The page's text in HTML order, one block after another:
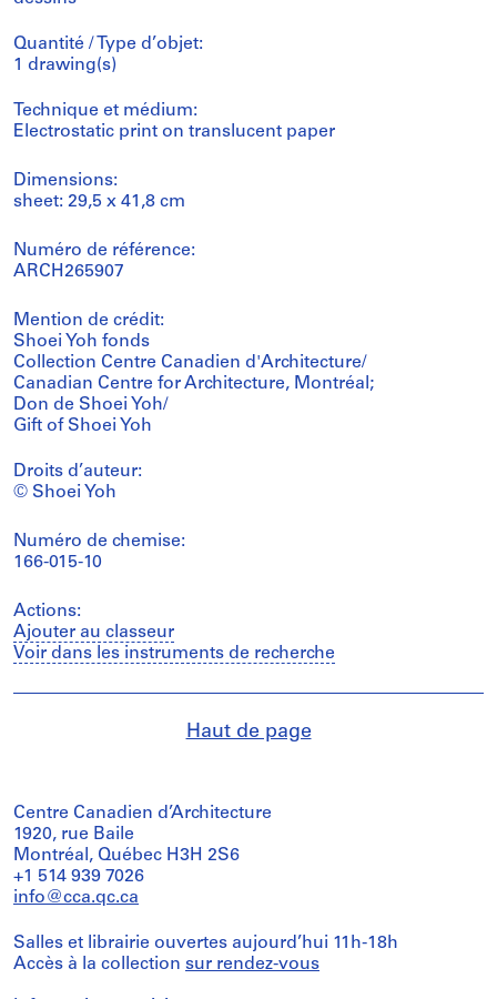
Quantité / Type d’objet:
1 drawing(s)
Technique et médium:
Electrostatic print on translucent paper
Dimensions:
sheet: 29,5 x 41,8 cm
Numéro de référence:
ARCH265907
Mention de crédit:
Shoei Yoh fonds
Collection Centre Canadien d'Architecture/
Canadian Centre for Architecture, Montréal;
Don de Shoei Yoh/
Gift of Shoei Yoh
Droits d’auteur:
© Shoei Yoh
Numéro de chemise:
166-015-10
Actions:
Ajouter au classeur
Voir dans les instruments de recherche
Haut de page
Centre Canadien d’Architecture
1920, rue Baile
Montréal, Québec H3H 2S6
+1 514 939 7026
info@cca.qc.ca
Salles et librairie ouvertes aujourd’hui 11h-18h
Accès à la collection sur rendez-vous